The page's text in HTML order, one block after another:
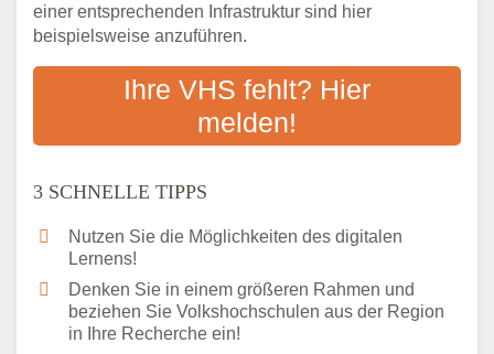
Vor- und Nachteile von Online-Kursen
Checkliste: Darauf kommt es bei
Bildungsangeboten an
Das bundesweite Volkshochschulwesen
einer entsprechenden Infrastruktur sind hier
beispielsweise anzuführen.
Ihre VHS fehlt? Hier
melden!
3 SCHNELLE TIPPS
Nutzen Sie die Möglichkeiten des digitalen
Lernens!
Denken Sie in einem größeren Rahmen und
beziehen Sie Volkshochschulen aus der Region
in Ihre Recherche ein!